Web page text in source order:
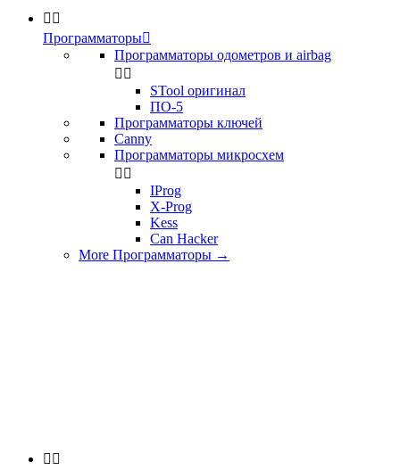
 
Программаторы
Программаторы одометров и airbag
 
STool оригинал
ПО-5
Программаторы ключей
Canny
Программаторы микросхем
 
IProg
X-Prog
Kess
Can Hacker
More Программаторы →
 